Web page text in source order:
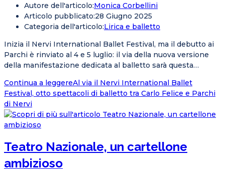
Autore dell'articolo:Monica Corbellini
Articolo pubblicato:28 Giugno 2025
Categoria dell'articolo:Lirica e balletto
Inizia il Nervi International Ballet Festival, ma il debutto ai
Parchi è rinviato al 4 e 5 luglio: il via della nuova versione
della manifestazione dedicata al balletto sarà questa…
Continua a leggereAl via il Nervi International Ballet
Festival, otto spettacoli di balletto tra Carlo Felice e Parchi
di Nervi
Teatro Nazionale, un cartellone
ambizioso